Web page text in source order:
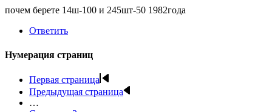
почем берете 14ш-100 и 245шт-50 1982года
Ответить
Нумерация страниц
Первая страница
Предыдущая страница
…